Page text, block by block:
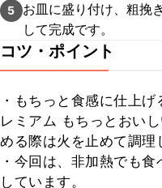
5
お皿に盛り付け、粗挽
して完成です。
コツ・ポイント
・もちっと食感に仕上
レミアム もちっとおい
める際は火を止めて調理
・今回は、非加熱でも
しています。